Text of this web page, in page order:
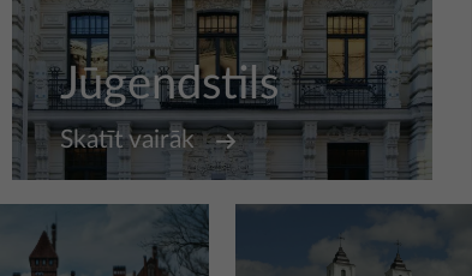
Jūgendstils
Skatīt vairāk